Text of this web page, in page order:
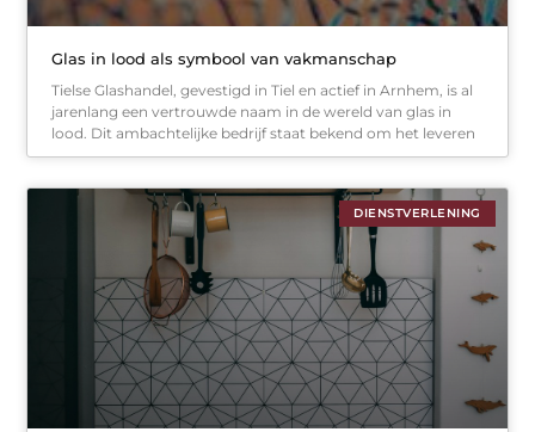
Glas in lood als symbool van vakmanschap
Tielse Glashandel, gevestigd in Tiel en actief in Arnhem, is al
jarenlang een vertrouwde naam in de wereld van glas in
lood. Dit ambachtelijke bedrijf staat bekend om het leveren
DIENSTVERLENING